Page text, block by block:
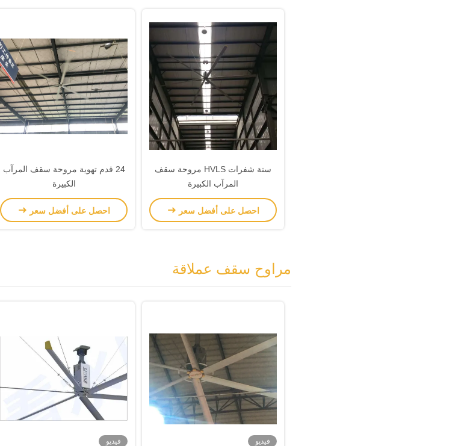
ستة شفرات HVLS مروحة سقف
المرآب الكبيرة
احصل على أفضل سعر
24 قدم تهوية مروحة سقف المرآب
الكبيرة
احصل على أفضل سعر
مراوح سقف عملاقة
فيديو فيديو